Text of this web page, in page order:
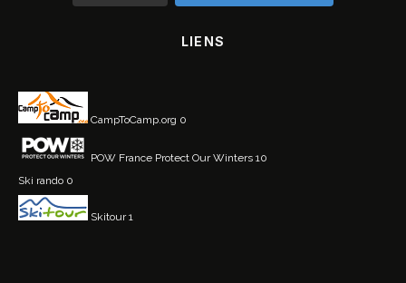
LIENS
CampToCamp.org 0
POW France Protect Our Winters 10
Ski rando 0
Skitour1